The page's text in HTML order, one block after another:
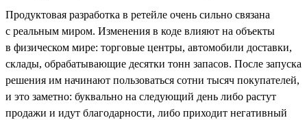
Продуктовая разработка в ретейле очень сильно связана
с реальным миром. Изменения в коде влияют на объекты
в физическом мире: торговые центры, автомобили доставки,
склады, обрабатывающие десятки тонн запасов. После запуска
решения им начинают пользоваться сотни тысяч покупателей,
и это заметно: буквально на следующий день либо растут
продажи и идут благодарности, либо приходит негативный